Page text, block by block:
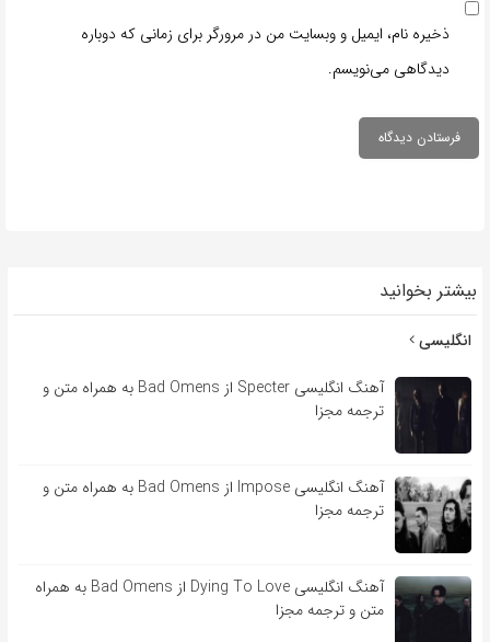
ذخیره نام، ایمیل و وبسایت من در مرورگر برای زمانی که دوباره
دیدگاهی می‌نویسم.
بیشتر بخوانید
انگلیسی
آهنگ انگلیسی Specter از Bad Omens به همراه متن و
ترجمه مجزا
آهنگ انگلیسی Impose از Bad Omens به همراه متن و
ترجمه مجزا
آهنگ انگلیسی Dying To Love از Bad Omens به همراه
متن و ترجمه مجزا